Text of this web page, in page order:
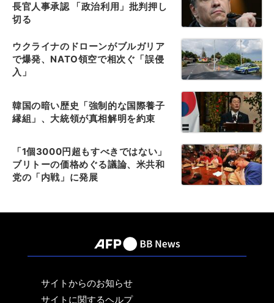
長官人事承認 「政治利用」批判押し
切る
ウクライナのドローンがブルガリア
で爆発、NATO領空で相次ぐ「誤侵
入」
韓国の暗い歴史「強制的な国際養子
縁組」、大統領が真相解明を約束
「1個3000円超もすべきではない」
ブリトーの価格めぐる議論、米共和
党の「内戦」に発展
サイトからのお知らせ
サイトに関するヘルプ